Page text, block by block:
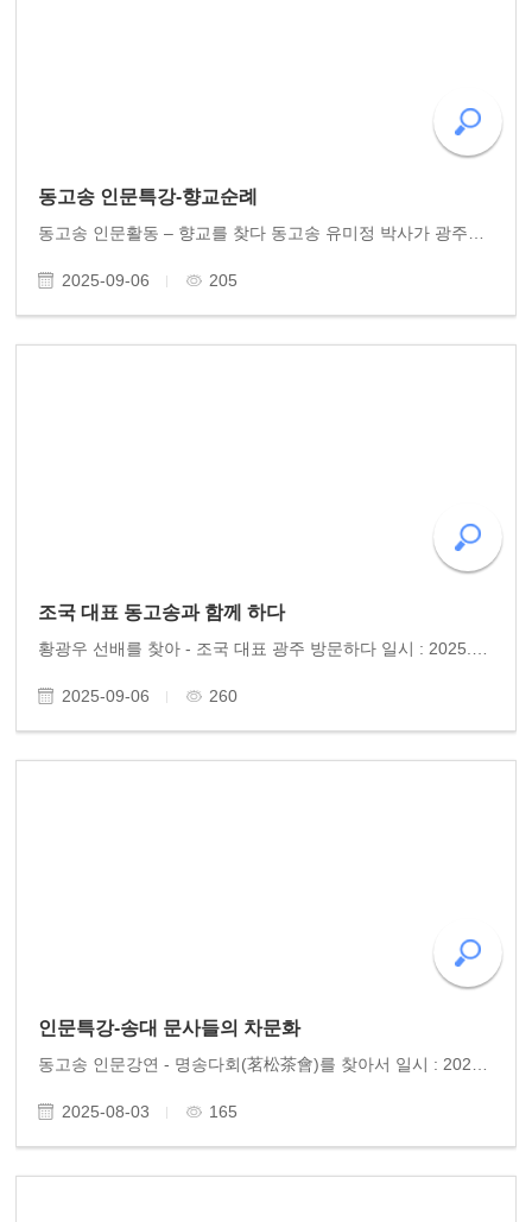
동고송 인문특강-향교순례
2025-09-06 205
조국 대표 동고송과 함께 하다
2025-09-06 260
인문특강-송대 문사들의 차문화
2025-08-03 165